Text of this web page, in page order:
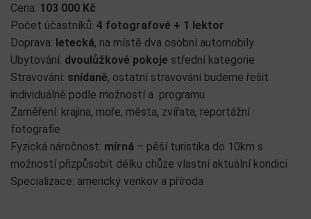
Cena: 103 000 Kč
Počet účastníků: 4 fotografové + 1 lektor
Doprava: letecká, na místě dva osobní automobily
Ubytování: dvoulůžkové pokoje střední kategorie
Stravování: snídaně, ostatní stravování budeme řešit
individuálně podle možností a programu
Zaměření: krajina, moře, města, zvířata, reportážní
fotografie
Fyzická náročnost: mírná – pěší turistika do 10km s
možností přizpůsobit délku chůze vlastní aktuální kondici
Specializace: americký venkov a příroda